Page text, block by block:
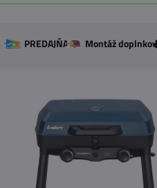
PREDAJŇA Montáž doplnkov